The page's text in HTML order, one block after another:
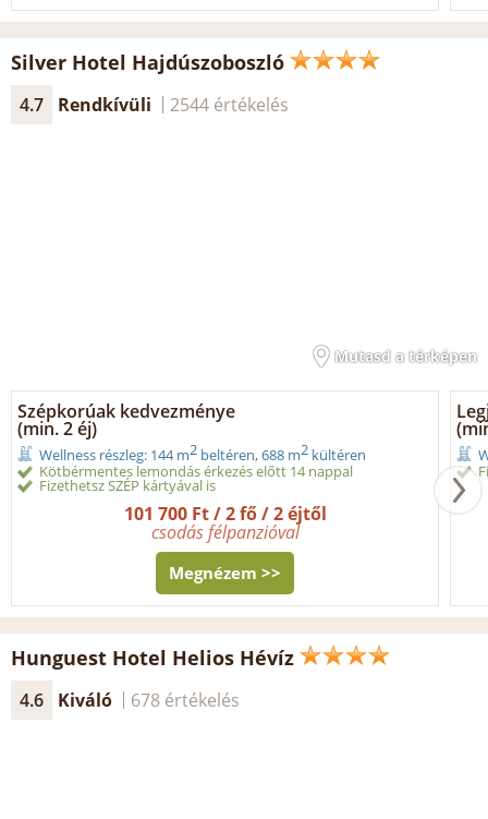
Silver Hotel Hajdúszoboszló
4.7 Rendkívüli 2544 értékelés
Mutasd a térképen
Szépkorúak kedvezménye
(min. 2 éj)
Wellness részleg: 144 m2 beltéren, 688 m2 kültéren
Kötbérmentes lemondás érkezés előtt 14 nappal
Fizethetsz SZÉP kártyával is
101 700 Ft / 2 fő / 2 éjtől
csodás félpanzióval
Megnézem >>
Hunguest Hotel Helios Hévíz
4.6 Kiváló 678 értékelés